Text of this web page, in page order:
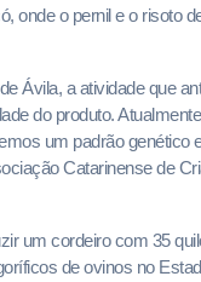
onde o pernil e o risoto
Ávila, a atividade que
do produto.
um padrão genético
Catarinense de
um cordeiro com 35
de ovinos no